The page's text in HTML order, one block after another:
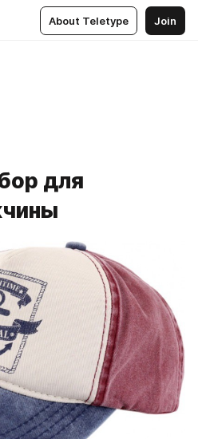
About Teletype Join
для